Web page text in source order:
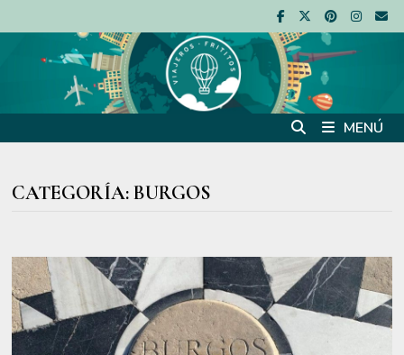
al
contenido
MENÚ
CATEGORÍA:BURGOS